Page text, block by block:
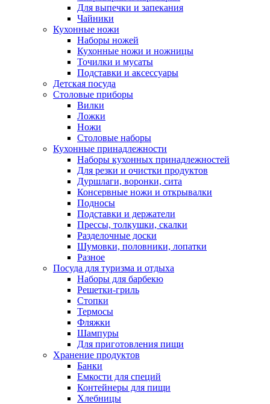
Для выпечки и запекания
Чайники
Кухонные ножи
Наборы ножей
Кухонные ножи и ножницы
Точилки и мусаты
Подставки и аксессуары
Детская посуда
Столовые приборы
Вилки
Ложки
Ножи
Столовые наборы
Кухонные принадлежности
Наборы кухонных принадлежностей
Для резки и очистки продуктов
Дуршлаги, воронки, сита
Консервные ножи и открывалки
Подносы
Подставки и держатели
Прессы, толкушки, скалки
Разделочные доски
Шумовки, половники, лопатки
Разное
Посуда для туризма и отдыха
Наборы для барбекю
Решетки-гриль
Стопки
Термосы
Фляжки
Шампуры
Для приготовления пищи
Хранение продуктов
Банки
Емкости для специй
Контейнеры для пищи
Хлебницы